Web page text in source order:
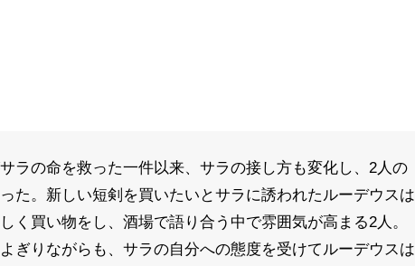
ラの命を救った一件以来、サラの接し方も変化し、2人の
た。新しい短剣を買いたいとサラに誘われたルーデウスは
く買い物をし、酒場で語り合う中で雰囲気が高まる2人。
ぎりながらも、サラの自分への態度を受けてルーデウスは